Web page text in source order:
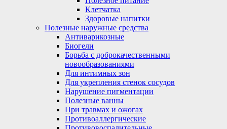
Клетчатка
Здоровые напитки
Полезные наружные средства
Антиварикозные
Биогели
Борьба с доброкачественными
новообразованиями
Для интимных зон
Для укрепления стенок сосудов
Нарушение пигментации
Полезные ванны
При травмах и ожогах
Противоаллергические